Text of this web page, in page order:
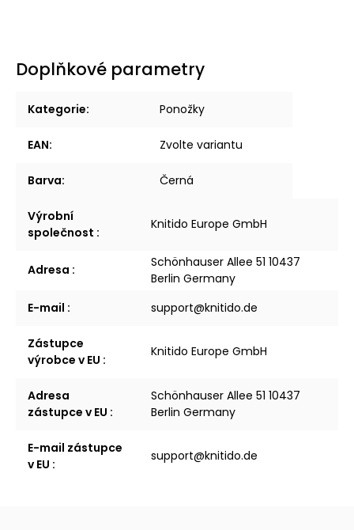
Doplňkové parametry
Kategorie: Ponožky
EAN: Zvolte variantu
Barva: Černá
Výrobní
společnost :
Knitido Europe GmbH
Adresa :
Schönhauser Allee 51 10437
Berlin Germany
E-mail : support@knitido.de
Zástupce
výrobce v EU :
Knitido Europe GmbH
Adresa
zástupce v EU :
Schönhauser Allee 51 10437
Berlin Germany
E-mail zástupce
v EU :
support@knitido.de